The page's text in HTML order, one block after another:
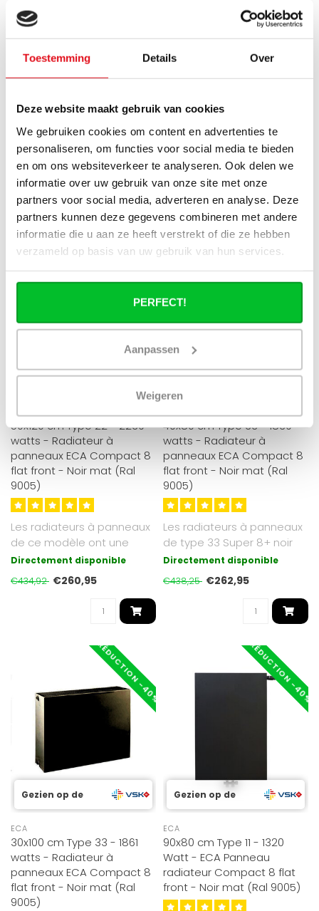
Toestemming Details Over
Deze website maakt gebruik van cookies
We gebruiken cookies om content en advertenties te
personaliseren, om functies voor social media te bieden
en om ons websiteverkeer te analyseren. Ook delen we
informatie over uw gebruik van onze site met onze
partners voor social media, adverteren en analyse. Deze
partners kunnen deze gegevens combineren met andere
informatie die u aan ze heeft verstrekt of die ze hebben
verzameld op basis van uw gebruik van hun services.
PERFECT!
Aanpassen
Weigeren
50x120 cm Type 11 - 1210
watts - Radiateur à
panneaux ECA Compact 8
flat front - Noir mat (Ral
Les radiateurs à panneaux
Super 8+ type 11 noir mat à
façade plate que nous p..
Directement disponible
€416,58 €249,95
60x100 cm Type 22 - 2189
watts - Radiateur à
panneaux ECA Compact 8
flat front - Noir mat (Ral
Ces radiateurs panneaux
design ont une finition
mate et sont de couleur
RAL 9005..
Directement disponible
€419,92 €251,95
RÉDUCTION -40%
Gezien op de
50x120 cm Type 22 - 2239
watts - Radiateur à
panneaux ECA Compact 8
flat front - Noir mat (Ral
9005)
Les radiateurs à panneaux
de ce modèle ont une
finition mate et sont de
Directement disponible
€434,92 €260,95
RÉDUCTION -40%
Gezien op de
40x80 cm Type 33 - 1839
watts - Radiateur à
panneaux ECA Compact 8
flat front - Noir mat (Ral
9005)
Les radiateurs à panneaux
de type 33 Super 8+ noir
mat à façade plate que
Directement disponible
€438,25 €262,95
RÉDUCTION -40%
Gezien op de
ECA
30x100 cm Type 33 - 1861
watts - Radiateur à
panneaux ECA Compact 8
flat front - Noir mat (Ral
9005)
RÉDUCTION -40%
Gezien op de
ECA
90x80 cm Type 11 - 1320
Watt - ECA Panneau
radiateur Compact 8 flat
front - Noir mat (Ral 9005)